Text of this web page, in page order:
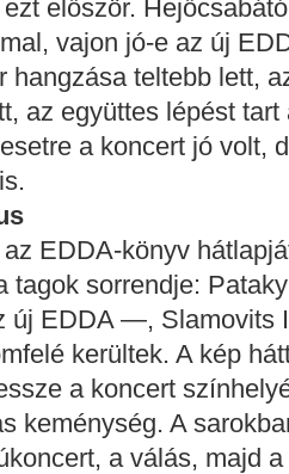
először.
vajon jó-e az új
hangzása teltebb lett,
az együttes lépést
a koncert jó volt,
EDDA-könyv
tagok sorrendje:
új EDDA —, Slamovits
kerültek. A kép
a koncert
keménység. A
a válás, majd